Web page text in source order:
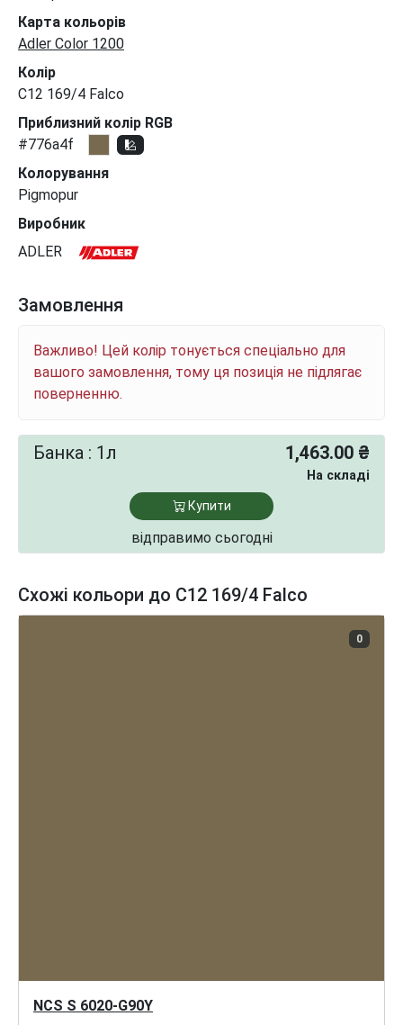
Карта кольорів
Adler Color 1200
Колір
C12 169/4 Falco
Приблизний колір RGB
#776a4f
Колорування
Pigmopur
Виробник
ADLER
Замовлення
Важливо! Цей колір тонується спеціально для
вашого замовлення, тому ця позиція не підлягає
поверненню.
Банка : 1л 1,463.00 ₴
На складі
Купити
відправимо сьогодні
Схожі кольори до C12 169/4 Falco
0
NCS S 6020-G90Y